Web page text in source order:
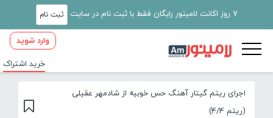
7 روز اکانت لامینور رایگان فقط با ثبت نام در سایت ثبت نام
وارد شوید
خرید اشتراک
اجرای ریتم گیتار آهنگ حس خوبیه از شادمهر عقیلی
(ریتم 4/4)